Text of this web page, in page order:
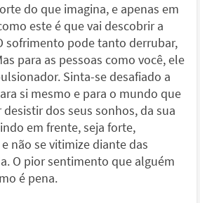
do que imagina, e apenas em
este é que vai descobrir a
sofrimento pode tanto derrubar,
para as pessoas como você, ele
Sinta-se desafiado a
si mesmo e para o mundo que
dos seus sonhos, da sua
em frente, seja forte,
não se vitimize diante das
O pior sentimento que alguém
é pena.